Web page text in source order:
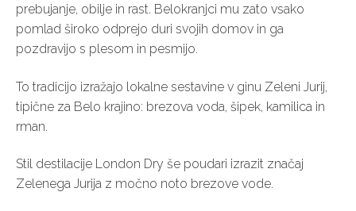
prebujanje, obilje in rast. Belokranjci mu zato vsako
pomlad široko odprejo duri svojih domov in ga
pozdravijo s plesom in pesmijo.
To tradicijo izražajo lokalne sestavine v ginu Zeleni Jurij,
tipične za Belo krajino: brezova voda, šipek, kamilica in
rman.
Stil destilacije London Dry še poudari izrazit značaj
Zelenega Jurija z močno noto brezove vode.